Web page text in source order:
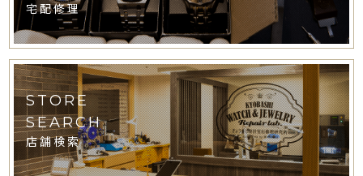
宅配修理
STORE
SEARCH
店舗検索